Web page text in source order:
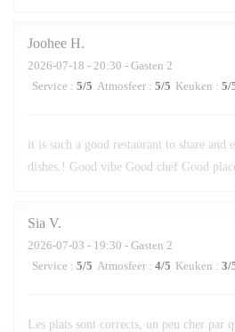
Joohee H
2026-07-18 - 20:30 - Gasten 2
Service : 5/5 Atmosfeer : 5/5 Keuken : 5/
it is such a good restaurant to share and
dishes.! Good vibe Good chef Good
Sia V
2026-07-03 - 19:30 - Gasten 2
Service : 5/5 Atmosfeer : 4/5 Keuken : 3/
Les plats sont corrects, un peu cher par